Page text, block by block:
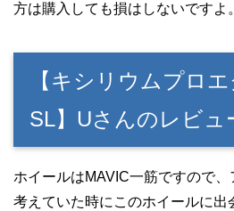
方は購入しても損はしないですよ。
【キシリウムプロ
SL】Uさんのレビュ
ホイールはMAVIC一筋ですので
考えていた時にこのホイールに出